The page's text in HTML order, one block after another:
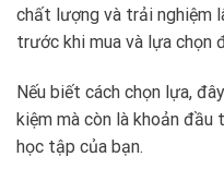
chất lượng và trải nghiệm
trước khi mua và lựa chọn
Nếu biết cách chọn lựa,
kiệm mà còn là khoản
học tập của bạn.